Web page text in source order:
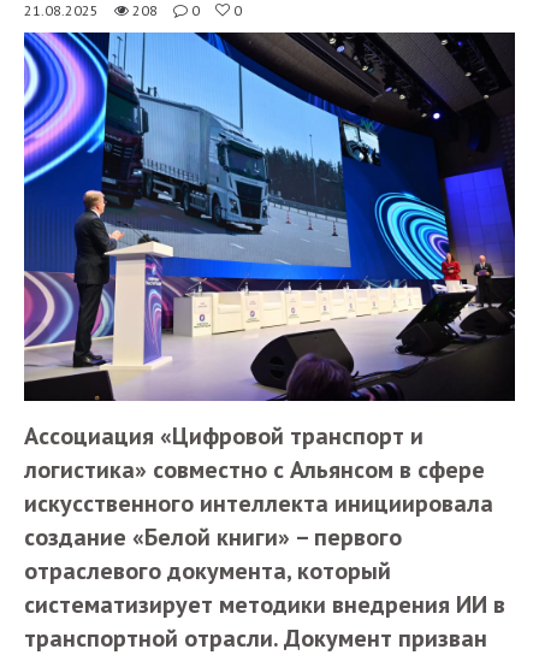
21.08.2025 208 0 0
Ассоциация «Цифровой транспорт и
логистика» совместно с Альянсом в сфере
искусственного интеллекта инициировала
создание «Белой книги» – первого
отраслевого документа, который
систематизирует методики внедрения ИИ в
транспортной отрасли. Документ призван